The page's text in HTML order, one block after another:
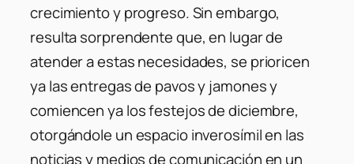
crecimiento y progreso. Sin embargo,
resulta sorprendente que, en lugar de
atender a estas necesidades, se prioricen
ya las entregas de pavos y jamones y
comiencen ya los festejos de diciembre,
otorgándole un espacio inverosímil en las
noticias y medios de comunicación en un